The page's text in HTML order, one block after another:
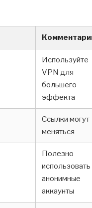
Используйте
VPN для
большего
эффекта
Ссылки могут
меняться
Полезно
использовать
анонимные
аккаунты